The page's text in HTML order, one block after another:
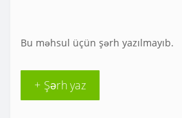
Bu məhsul üçün şərh yazılmayıb.
+ Şərh yaz